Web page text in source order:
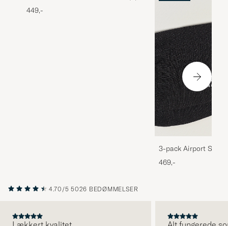
449,-
3-pack Airport
Melange
469,-
4.70/5 5026 BEDØMMELSER